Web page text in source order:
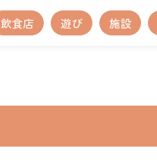
飲食店 遊び 施設